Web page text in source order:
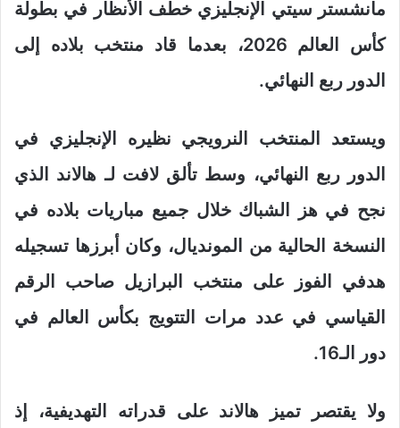
مانشستر سيتي الإنجليزي خطف الأنظار في بطولة
كأس العالم 2026، بعدما قاد منتخب بلاده إلى
الدور ربع النهائي.
ويستعد المنتخب النرويجي نظيره الإنجليزي في
الدور ربع النهائي، وسط تألق لافت لـ هالاند الذي
نجح في هز الشباك خلال جميع مباريات بلاده في
النسخة الحالية من المونديال، وكان أبرزها تسجيله
هدفي الفوز على منتخب البرازيل صاحب الرقم
القياسي في عدد مرات التتويج بكأس العالم في
دور الـ16.
ولا يقتصر تميز هالاند على قدراته التهديفية، إذ